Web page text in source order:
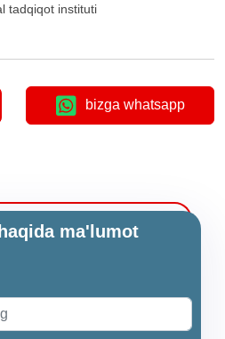
tadqiqot instituti
bizga whatsapp
ma'lumot